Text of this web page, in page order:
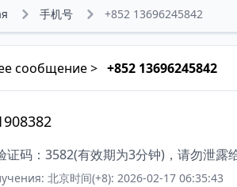
手机号 +852 13696245842
сообщение > +852 13696245842
证码：3582(有效期为3分钟)，请勿泄露
北京时间(+8): 2026-02-17 06:35:43